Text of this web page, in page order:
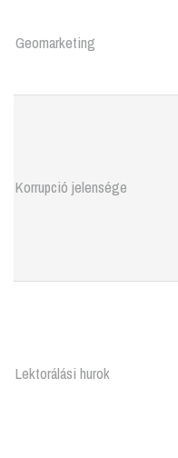
Geomarketing
Korrupció jelensége
Lektorálási hurok